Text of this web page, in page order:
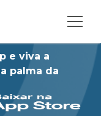
e viva a
palma da